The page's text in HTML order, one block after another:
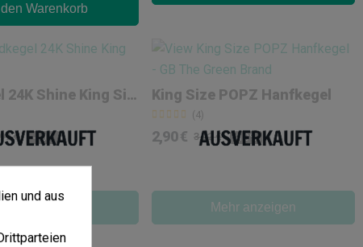
den Warenkorb
Goldkegel 24K Shine King Size
€ -10%
King Size POPZ Hanfkegel
(4)
2,90 € 3,22 € -10%
Mehr anzeigen
und aus